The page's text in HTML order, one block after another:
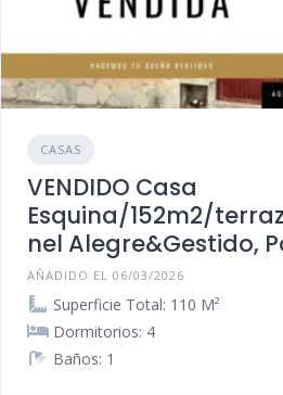
CASAS
VENDIDO Casa
Esquina/152m2/
nel Alegre&Gestido,
AÑADIDO EL 06/03/2026
Superficie Total: 110 M²
Dormitorios: 4
Baños: 1